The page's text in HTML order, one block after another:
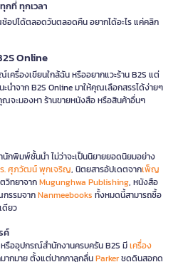
กที่ ทุกเวลา
อปได้ตลอดวันตลอดคืน อยากได้อะไร แค่คลิก
Online
ครื่องเขียนใกล้ฉัน หรืออยากแวะร้าน B2S แต่
ะนำจาก B2S Online มาให้คุณเลือกสรรได้ง่ายๆ
จะมองหา ร้านขายหนังสือ หรือสินค้าอื่นๆ
นักพิมพ์ชั้นนำ ไม่ว่าจะเป็นนิยายยอดนิยมอย่าง
. ศุภวัฒน์ พุกเจริญ, นิตยสารอัปเดตจากเพ็ญ
วิทยาจากMugunghwa Publishing, หนังสือ
รรมจากNanmeebooks ทั้งหมดนี้สามารถซื้อ
ดียว
ค์
รืออุปกรณ์สำนักงานครบครัน B2S มีเครื่อง
มากมาย ตั้งแต่ปากกาลูกลื่นParkerชุดดินสอกด